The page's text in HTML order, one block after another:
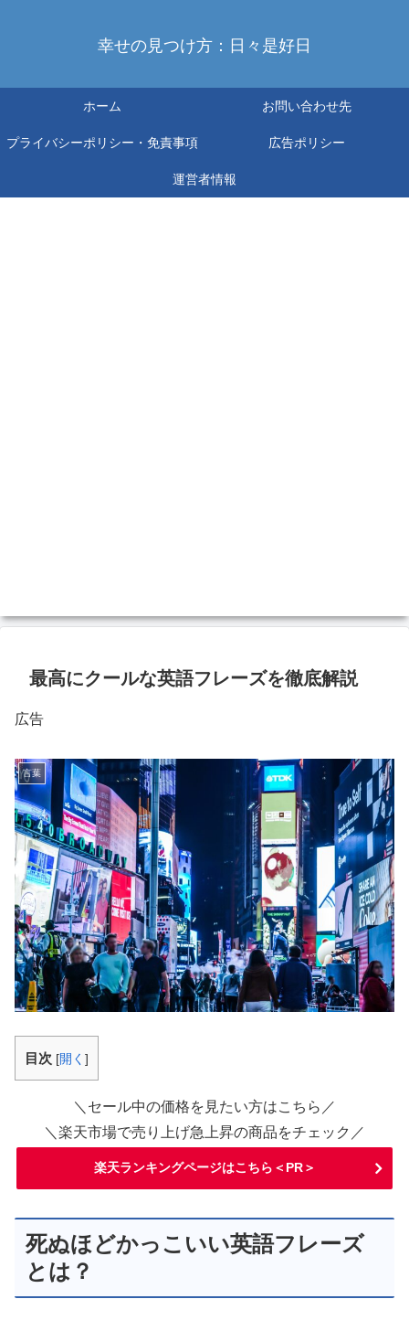
幸せの見つけ方：日々是好日
ホーム お問い合わせ先
プライバシーポリシー・免責事項 広告ポリシー
運営者情報
最高にクールな英語フレーズを徹底解説
広告
言葉
目次 [開く ]
＼セール中の価格を見たい方はこちら／
＼楽天市場で売り上げ急上昇の商品をチェック／
楽天ランキングページはこちら＜PR＞
死ぬほどかっこいい英語フレーズ
とは？